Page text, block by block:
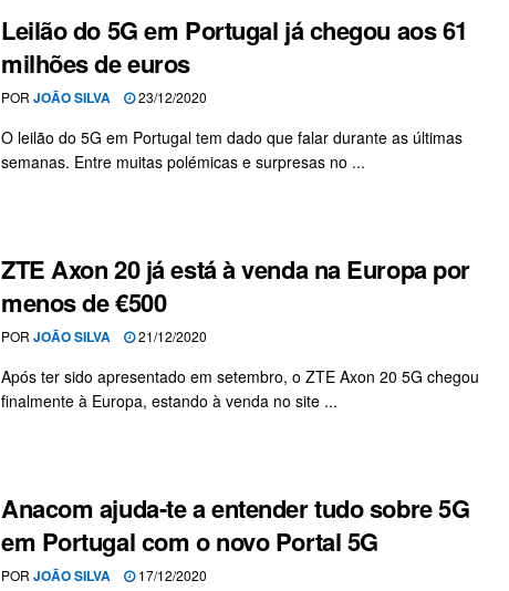
Leilão do 5G em Portugal já chegou aos 61
milhões de euros
POR JOÃO SILVA 23/12/2020
O leilão do 5G em Portugal tem dado que falar durante as últimas
semanas. Entre muitas polémicas e surpresas no ...
ZTE Axon 20 já está à venda na Europa por
menos de €500
POR JOÃO SILVA 21/12/2020
Após ter sido apresentado em setembro, o ZTE Axon 20 5G chegou
finalmente à Europa, estando à venda no site ...
Anacom ajuda-te a entender tudo sobre 5G
em Portugal com o novo Portal 5G
POR JOÃO SILVA 17/12/2020